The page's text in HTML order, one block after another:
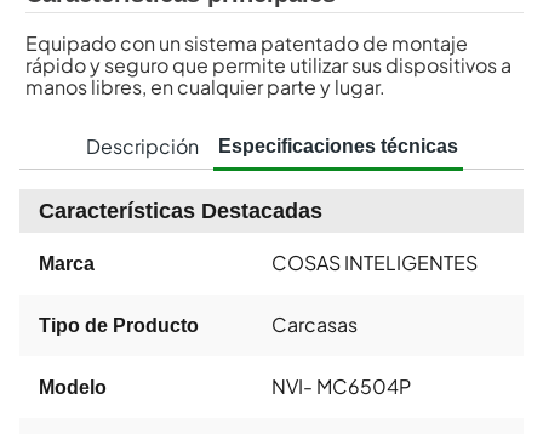
Equipado con un sistema patentado de montaje
rápido y seguro que permite utilizar sus dispositivos a
manos libres, en cualquier parte y lugar.
Descripción Especificaciones técnicas
Características Destacadas
Marca COSAS INTELIGENTES
Tipo de Producto Carcasas
Modelo NVI- MC6504P